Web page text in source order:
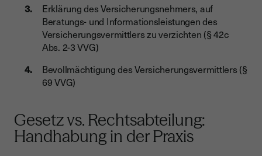
Erklärung des Versicherungsnehmers, auf
Beratungs- und Informationsleistungen des
Versicherungsvermittlers zu verzichten (§ 42c
Abs. 2-3 VVG)
Bevollmächtigung des Versicherungsvermittlers (§
69 VVG)
Gesetz vs. Rechtsabteilung:
Handhabung in der Praxis